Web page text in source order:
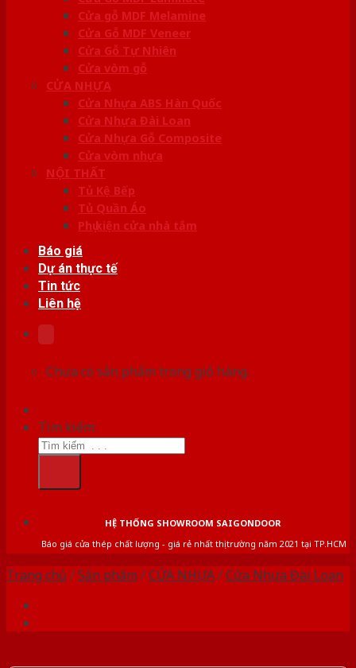
Cửa gỗ MDF Melamine
Cửa Gỗ MDF Veneer
Cửa Gỗ Tự Nhiên
Cửa vòm gỗ
CỬA NHỰA
Cửa Nhựa ABS Hàn Quốc
Cửa Nhựa Đài Loan
Cửa Nhựa Gỗ Composite
Cửa vòm nhựa
NỘI THẤT
Tủ Kệ Bếp
Tủ Quần Áo
Phụ kiện cửa nhà tắm
Báo giá
Dự án thực tế
Tin tức
Liên hệ
Chưa có sản phẩm trong giỏ hàng.
Tìm kiếm:
HỆ THỐNG SHOWROOM SAIGONDOOR
Báo giá cửa thép chất lượng - giá rẻ nhất thị trường năm 2021 tại TP.HCM
Trang chủ /Sản phẩm /CỬA NHỰA/Cửa Nhựa Đài Loan